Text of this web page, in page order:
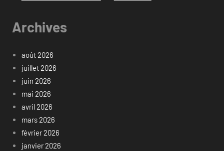
Archives
août 2026
juillet 2026
juin 2026
mai 2026
avril 2026
mars 2026
février 2026
janvier 2026